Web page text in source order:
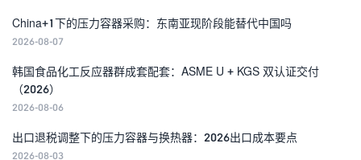
China+1下的压力容器采购：东南亚现阶段能替代中国吗
2026-08-07
韩国食品化工反应器群成套配套：ASME U + KGS 双认证交付
（2026）
2026-08-06
出口退税调整下的压力容器与换热器：2026出口成本要点
2026-08-03